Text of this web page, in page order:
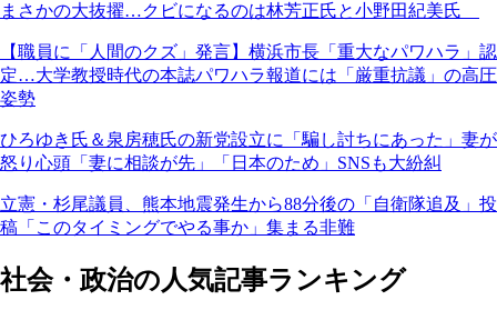
まさかの大抜擢…クビになるのは林芳正氏と小野田紀美氏
【職員に「人間のクズ」発言】横浜市長「重大なパワハラ」認
定…大学教授時代の本誌パワハラ報道には「厳重抗議」の高圧
姿勢
ひろゆき氏＆泉房穂氏の新党設立に「騙し討ちにあった」妻が
怒り心頭「妻に相談が先」「日本のため」SNSも大紛糾
立憲・杉尾議員、熊本地震発生から88分後の「自衛隊追及」投
稿「このタイミングでやる事か」集まる非難
社会・政治の人気記事ランキング